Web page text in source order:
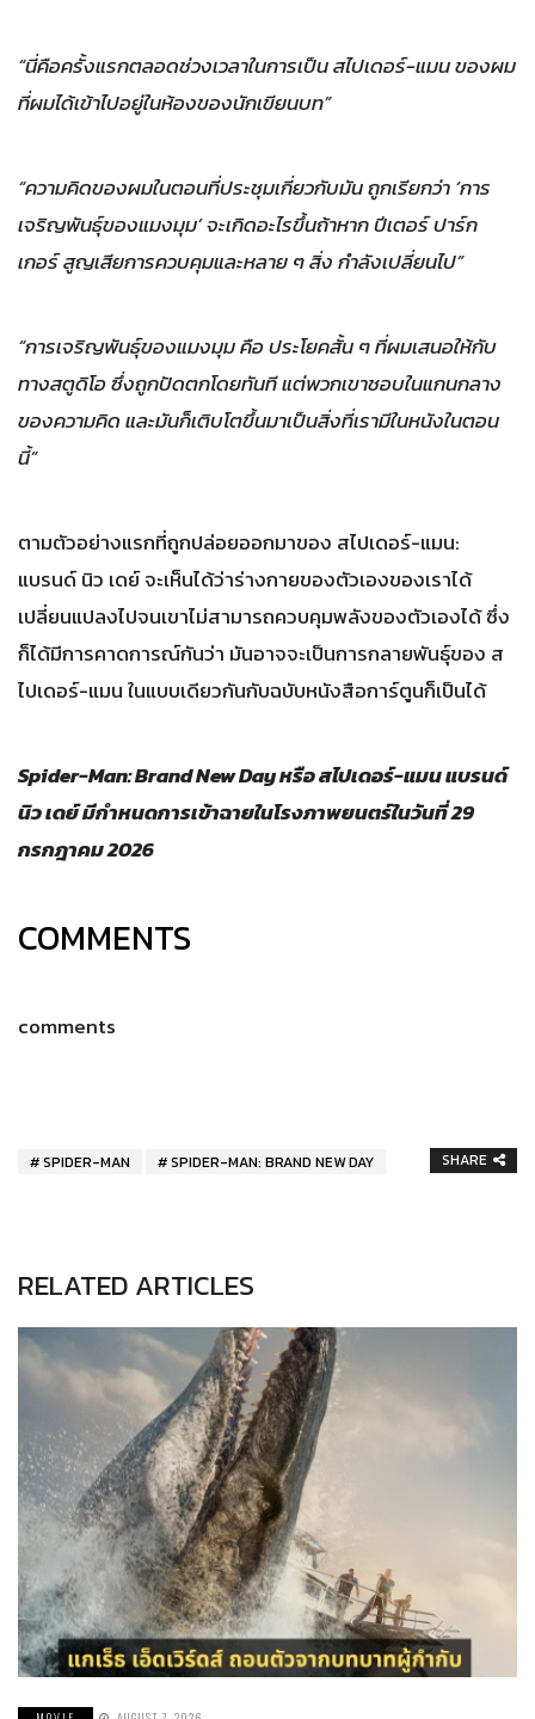
“นี่คือครั้งแรกตลอดช่วงเวลาในการเป็น สไปเดอร์-แมน ของผม
ที่ผมได้เข้าไปอยู่ในห้องของนักเขียนบท”
“ความคิดของผมในตอนที่ประชุมเกี่ยวกับมัน ถูกเรียกว่า ‘การ
เจริญพันธุ์ของแมงมุม’ จะเกิดอะไรขึ้นถ้าหาก ปีเตอร์​ ปาร์ก
เกอร์ สูญเสียการควบคุมและหลาย ๆ สิ่ง กำลังเปลี่ยนไป”
“การเจริญพันธุ์ของแมงมุม คือ ประโยคสั้น ๆ ที่ผมเสนอให้กับ
ทางสตูดิโอ ซึ่งถูกปัดตกโดยทันที แต่พวกเขาชอบในแกนกลาง
ของความคิด และมันก็เติบโตขึ้นมาเป็นสิ่งที่เรามีในหนังในตอน
นี้”
ตามตัวอย่างแรกที่ถูกปล่อยออกมาของ สไปเดอร์-แมน:
แบรนด์ นิว เดย์ จะเห็นได้ว่าร่างกายของตัวเองของเราได้
เปลี่ยนแปลงไปจนเขาไม่สามารถควบคุมพลังของตัวเองได้ ซึ่ง
ก็ได้มีการคาดการณ์กันว่า มันอาจจะเป็นการกลายพันธุ์ของ ส
ไปเดอร์-แมน ในแบบเดียวกันกับฉบับหนังสือการ์ตูนก็เป็นได้
Spider-Man: Brand New Day หรือ สไปเดอร์-แมน แบรนด์
นิว เดย์ มีกำหนดการเข้าฉายในโรงภาพยนตร์ในวันที่ 29
กรกฎาคม 2026
COMMENTS
comments
SPIDER-MAN SPIDER-MAN: BRAND NEW DAY SHARE
RELATED ARTICLES